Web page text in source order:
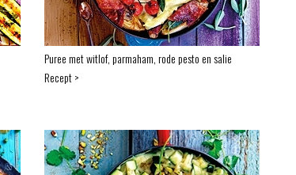
Puree met witlof, parmaham, rode pesto en salie
Recept >